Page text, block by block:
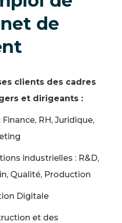
de
clients des cadres
et dirigeants :
RH, Juridique,
industrielles : R&D,
Qualité, Production
Digitale
et des